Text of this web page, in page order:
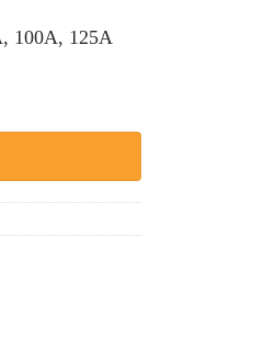
100A, 125A
3P 36kA số lượng